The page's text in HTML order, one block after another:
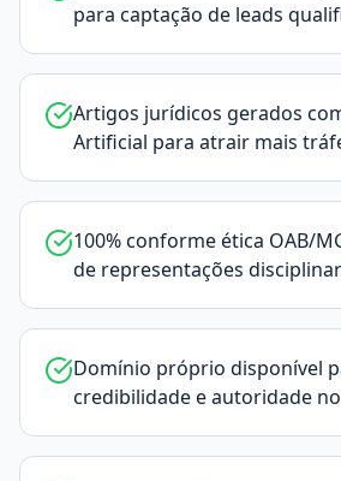
para captação de leads
Artigos jurídicos gerados
Artificial para atrair mais
100% conforme ética OAB/
de representações
Domínio próprio disponível
credibilidade e autoridade